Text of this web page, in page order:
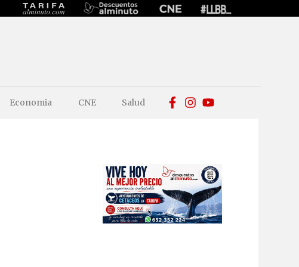
Economia CNE Salud